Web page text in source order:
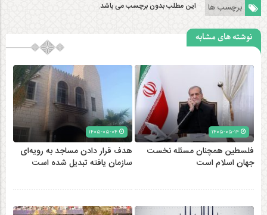
برچسب ها این مطلب بدون برچسب می باشد.
نوشته های مشابه
۱۴۰۵-۰۵-۱۴
فلسطین همچنان مسئله نخست
جهان اسلام است
هدف قرار دادن مساجد به رویه‌ای
سازمان‌ یافته تبدیل شده است